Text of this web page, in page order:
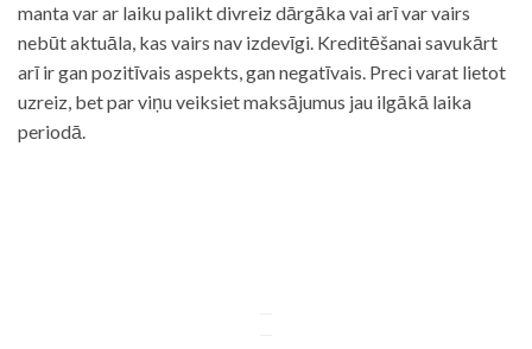
manta var ar laiku palikt divreiz dārgāka vai arī var vairs
nebūt aktuāla, kas vairs nav izdevīgi. Kreditēšanai savukārt
arī ir gan pozitīvais aspekts, gan negatīvais. Preci varat lietot
uzreiz, bet par viņu veiksiet maksājumus jau ilgākā laika
periodā.